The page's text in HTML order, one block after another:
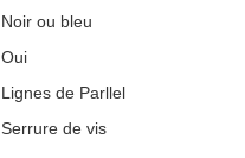
Noir ou bleu
Oui
Lignes de Parllel
Serrure de vis